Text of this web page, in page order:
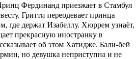
Фердинанд приезжает в Стамбул
Гритти переодевает принца
где держат Изабеллу. Хюррем узнаёт,
прекрасную иностранку в
об этом Хатидже. Бали-бей
но девушка неприступна и не